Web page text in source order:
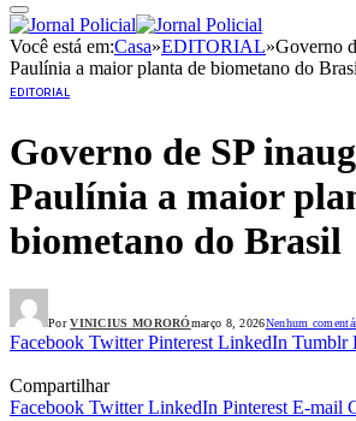
Você está em:Casa»EDITORIAL»Governo
Paulínia a maior planta de biometano do
EDITORIAL
Governo de SP
Paulínia a maior
biometano do Brasil
Por VINICIUS MORORÓmarço 8, 2026Nenhum
Facebook Twitter Pinterest LinkedIn Tumblr
Compartilhar
Facebook Twitter LinkedIn Pinterest E-mail